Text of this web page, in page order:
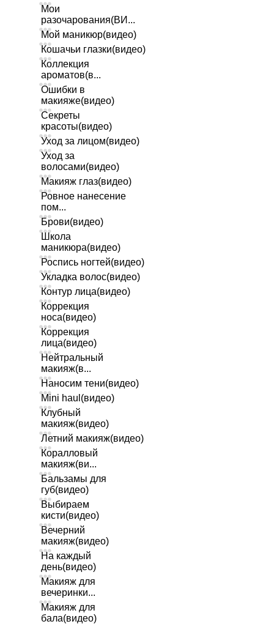
Мои
разочарования(ВИ...
Мой маникюр(видео)
Кошачьи глазки(видео)
Коллекция
ароматов(в...
Ошибки в
макияже(видео)
Секреты
красоты(видео)
Уход за лицом(видео)
Уход за
волосами(видео)
Макияж глаз(видео)
Ровное нанесение
пом...
Брови(видео)
Школа
маникюра(видео)
Роспись ногтей(видео)
Укладка волос(видео)
Контур лица(видео)
Коррекция
носа(видео)
Коррекция
лица(видео)
Нейтральный
макияж(в...
Наносим тени(видео)
Mini haul(видео)
Клубный
макияж(видео)
Летний макияж(видео)
Коралловый
макияж(ви...
Бальзамы для
губ(видео)
Выбираем
кисти(видео)
Вечерний
макияж(видео)
На каждый
день(видео)
Макияж для
вечеринки...
Макияж для
бала(видео)